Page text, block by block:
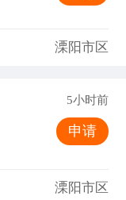
溧阳市区
5小时前
申请
溧阳市区